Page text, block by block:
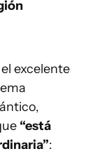
excelente
“está
: